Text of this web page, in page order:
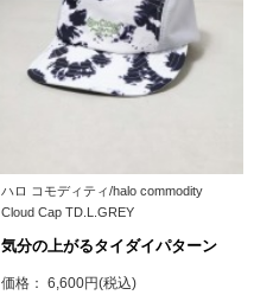
ハロ コモディティ/halo commodity
Cloud Cap TD.L.GREY
気分の上がるタイダイパターン
価格： 6,600円(税込)